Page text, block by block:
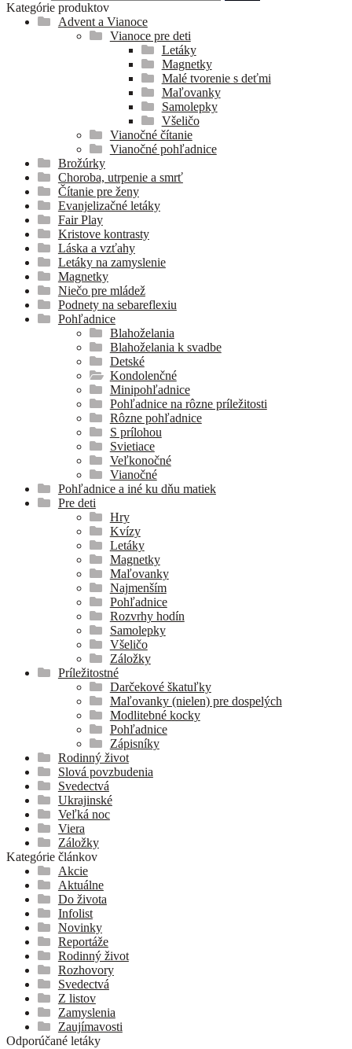
Kategórie produktov
Advent a Vianoce
Vianoce pre deti
Letáky
Magnetky
Malé tvorenie s deťmi
Maľovanky
Samolepky
Všeličo
Vianočné čítanie
Vianočné pohľadnice
Brožúrky
Choroba, utrpenie a smrť
Čítanie pre ženy
Evanjelizačné letáky
Fair Play
Kristove kontrasty
Láska a vzťahy
Letáky na zamyslenie
Magnetky
Niečo pre mládež
Podnety na sebareflexiu
Pohľadnice
Blahoželania
Blahoželania k svadbe
Detské
Kondolenčné
Minipohľadnice
Pohľadnice na rôzne príležitosti
Rôzne pohľadnice
S prílohou
Svietiace
Veľkonočné
Vianočné
Pohľadnice a iné ku dňu matiek
Pre deti
Hry
Kvízy
Letáky
Magnetky
Maľovanky
Najmenším
Pohľadnice
Rozvrhy hodín
Samolepky
Všeličo
Záložky
Príležitostné
Darčekové škatuľky
Maľovanky (nielen) pre dospelých
Modlitebné kocky
Pohľadnice
Zápisníky
Rodinný život
Slová povzbudenia
Svedectvá
Ukrajinské
Veľká noc
Viera
Záložky
Kategórie článkov
Akcie
Aktuálne
Do života
Infolist
Novinky
Reportáže
Rodinný život
Rozhovory
Svedectvá
Z listov
Zamyslenia
Zaujímavosti
Odporúčané letáky